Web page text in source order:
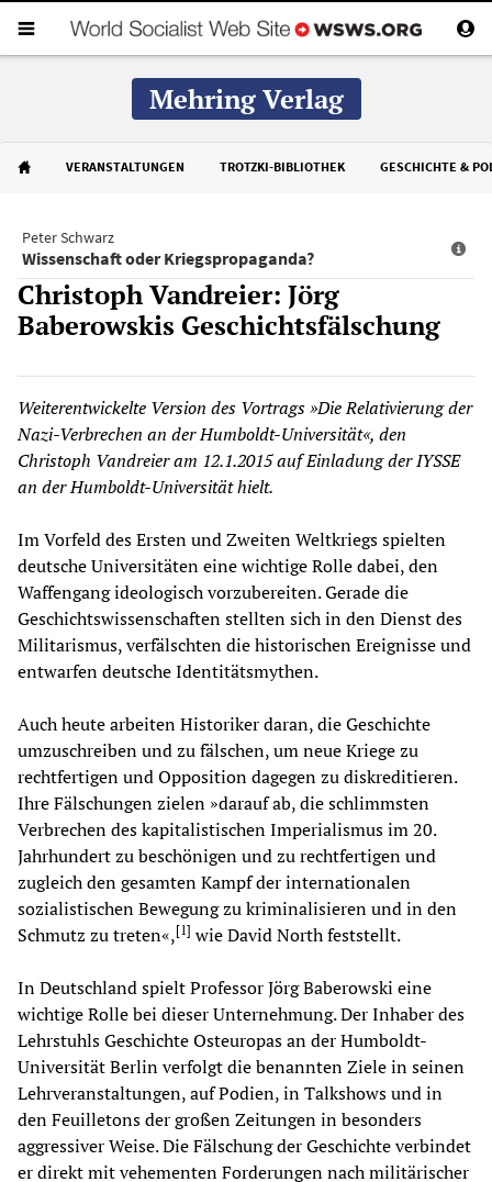
Mehring Verlag
VERANSTALTUNGEN TROTZKI-BIBLIOTHEK GESCHICHTE &
Peter Schwarz
Wissenschaft oder Kriegspropaganda?
Christoph Vandreier: Jörg
Baberowskis Geschichtsfälschung
Weiterentwickelte Version des Vortrags »Die Relativierung der
Nazi-Verbrechen an der Humboldt-Universität«, den
Christoph Vandreier am 12.1.2015 auf Einladung der IYSSE
an der Humboldt-Universität hielt.
Im Vorfeld des Ersten und Zweiten Weltkriegs spielten
deutsche Universitäten eine wichtige Rolle dabei, den
Waffengang ideologisch vorzubereiten. Gerade die
Geschichtswissenschaften stellten sich in den Dienst des
Militarismus, verfälschten die historischen Ereignisse und
entwarfen deutsche Identitätsmythen.
Auch heute arbeiten Historiker daran, die Geschichte
umzuschreiben und zu fälschen, um neue Kriege zu
rechtfertigen und Opposition dagegen zu diskreditieren.
Ihre Fälschungen zielen »darauf ab, die schlimmsten
Verbrechen des kapitalistischen Imperialismus im 20.
Jahrhundert zu beschönigen und zu rechtfertigen und
zugleich den gesamten Kampf der internationalen
sozialistischen Bewegung zu kriminalisieren und in den
Schmutz zu treten«,[1] wie David North feststellt.
In Deutschland spielt Professor Jörg Baberowski eine
wichtige Rolle bei dieser Unternehmung. Der Inhaber des
Lehrstuhls Geschichte Osteuropas an der Humboldt-
Universität Berlin verfolgt die benannten Ziele in seinen
Lehrveranstaltungen, auf Podien, in Talkshows und in
den Feuilletons der großen Zeitungen in besonders
aggressiver Weise. Die Fälschung der Geschichte verbindet
er direkt mit vehementen Forderungen nach militärischer